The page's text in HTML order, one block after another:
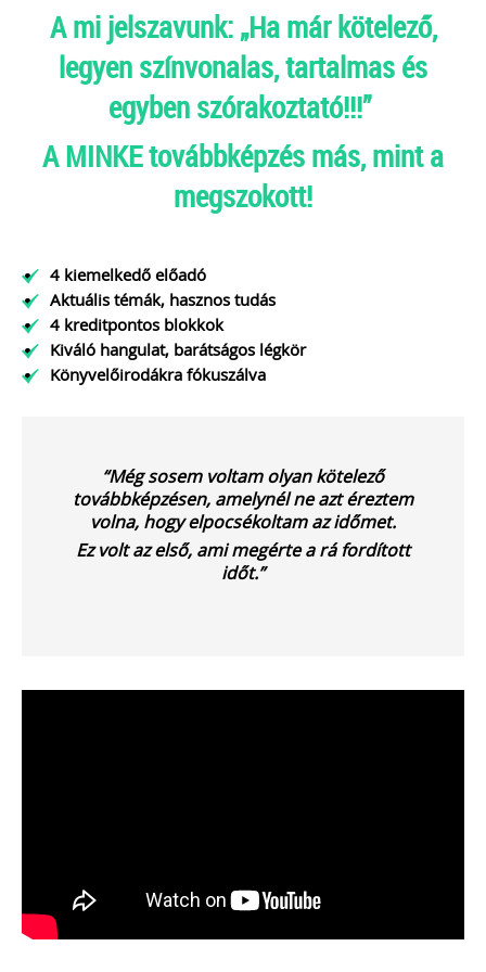
Még több szakmai kiadvány »
Szakmai sarok
magyarországi
vásárokon történő
részvételének
folytatott kereskedelmi
tevékenységek egyik kiemelt
időszaka a nyári szezon, amikor
szabadtéren is megrendezésre
kerülhetnek a különféle – gyakran
tematikus – vásárok. Írásunk
fókuszába azt az esetkört helyezzük,
A mi jelszavunk: „Ha már kötelező,
legyen színvonalas, tartalmas és
egyben szórakoztató!!!”
A MINKE továbbképzés más, mint a
megszokott!
4 kiemelkedő előadó
Aktuális témák, hasznos tudás
4 kreditpontos blokkok
Kiváló hangulat, barátságos légkör
Könyvelőirodákra fókuszálva
“Még sosem voltam olyan kötelező
továbbképzésen, amelynél ne azt éreztem
volna, hogy elpocsékoltam az időmet.
Ez volt az első, ami megérte a rá fordított
időt.”